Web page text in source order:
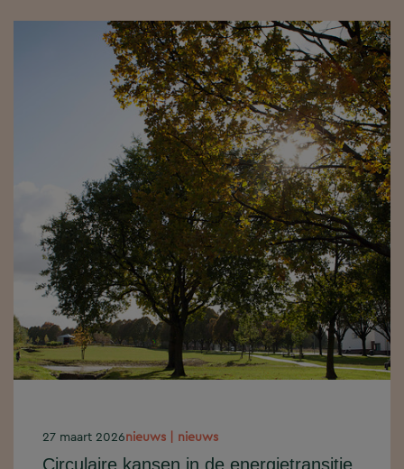
wat slimme geo-oplossingen voor...
27 maart 2026nieuws | nieuws
Circulaire kansen in de energietransitie